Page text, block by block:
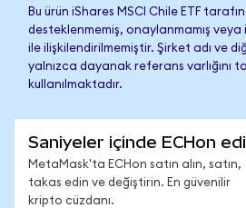
Bu ürün iShares MSCI Chile ETF
desteklenmemiş, onaylanmamış veya
ile ilişkilendirilmemiştir. Şirket adı ve
yalnızca dayanak referans varlığını
kullanılmaktadır.
Saniyeler içinde ECHon
MetaMask'ta ECHon satın alın, satın,
takas edin ve değiştirin. En güvenilir
kripto cüzdanı.